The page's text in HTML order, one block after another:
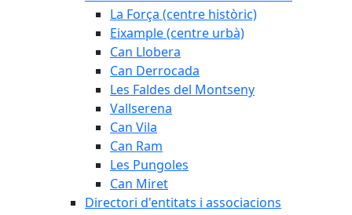
La Força (centre històric)
Eixample (centre urbà)
Can Llobera
Can Derrocada
Les Faldes del Montseny
Vallserena
Can Vila
Can Ram
Les Pungoles
Can Miret
Directori d'entitats i associacions